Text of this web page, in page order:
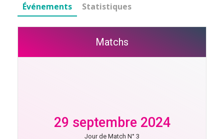
Événements Statistiques
Matchs
29 septembre 2024
Jour de Match N° 3